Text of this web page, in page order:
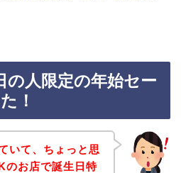
の人限定の年始セー
！
いて、ちょっと思
のお店で誕生日特